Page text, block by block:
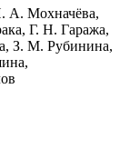
А. Мохначёва,
Г. Н. Гаража,
З. М. Рубинина,